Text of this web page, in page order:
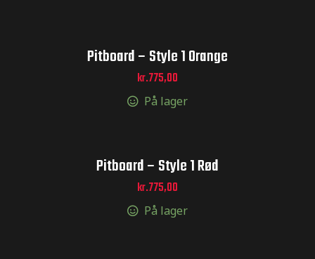
Pitboard – Style 1 Orange
kr.775,00
På lager
Pitboard – Style 1 Rød
kr.775,00
På lager